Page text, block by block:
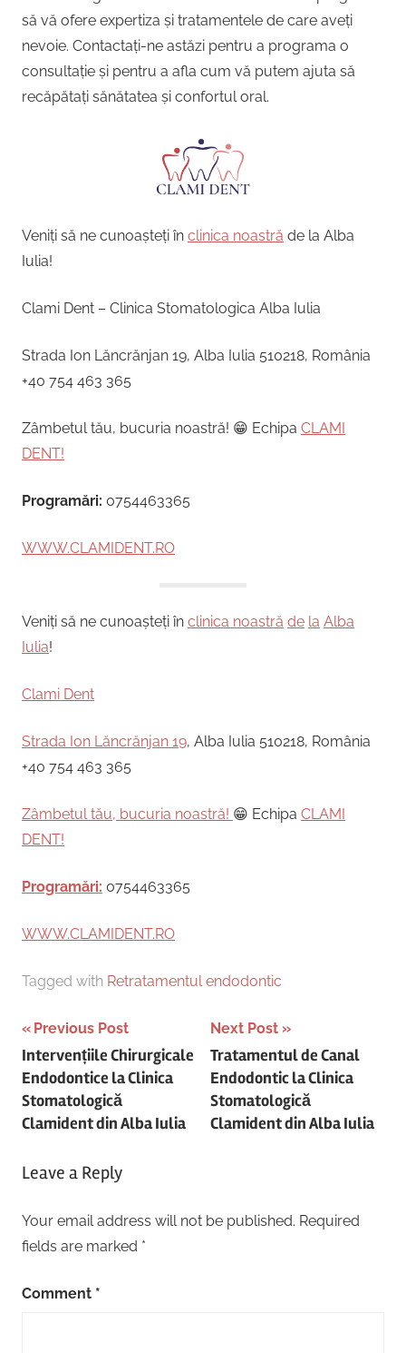
să vă ofere expertiza și tratamentele de care aveți
nevoie. Contactați-ne astăzi pentru a programa o
consultație și pentru a afla cum vă putem ajuta să
recăpătați sănătatea și confortul oral.
Veniți să ne cunoașteți în clinica noastră de la Alba
Iulia!
Clami Dent – Clinica Stomatologica Alba Iulia
Strada Ion Lăncrănjan 19, Alba Iulia 510218, România
+40 754 463 365
Zâmbetul tău, bucuria noastră! 😁 Echipa CLAMI
DENT!
Programări: 0754463365
WWW.CLAMIDENT.RO
Veniți să ne cunoașteți în clinica noastră de la Alba
Iulia!
Clami Dent
Strada Ion Lăncrănjan 19, Alba Iulia 510218, România
+40 754 463 365
Zâmbetul tău, bucuria noastră! 😁 Echipa CLAMI
DENT!
Programări: 0754463365
WWW.CLAMIDENT.RO
Tagged with Retratamentul endodontic
Post
navigation
Previous Post
Intervențiile Chirurgicale
Endodontice la Clinica
Stomatologică
Clamident din Alba Iulia
Next Post
Tratamentul de Canal
Endodontic la Clinica
Stomatologică
Clamident din Alba Iulia
Leave a Reply
Your email address will not be published. Required
fields are marked *
Comment *